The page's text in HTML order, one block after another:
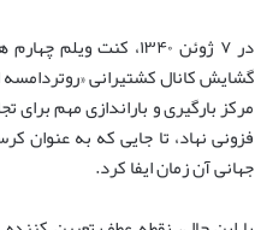
در ۷ ژوئن ۱۳۴۰،
مرکز بارگیری و باراندازی مهم
فزونی نهاد، تا جایی که به
جهانی آن زمان ایفا کرد.